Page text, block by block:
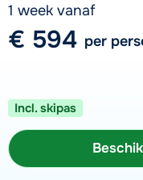
1 week vanaf
€ 594 per
Incl. skipas